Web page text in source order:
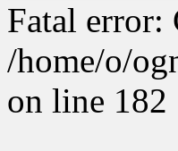
Fatal error:
/home/o/
on line 182